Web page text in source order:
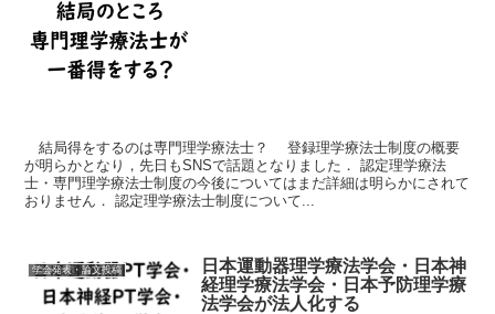
結局得をするのは専門理学療法士？ 登録理学療法士制度の概要
が明らかとなり，先日もSNSで話題となりました． 認定理学療法
士・専門理学療法士制度の今後についてはまだ詳細は明らかにされて
おりません． 認定理学療法士制度について...
学会発表・論文投稿
日本運動器理学療法学会・日本神
経理学療法学会・日本予防理学療
法学会が法人化する